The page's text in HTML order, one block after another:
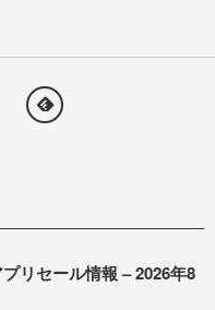
リセール情報 – 2026年8